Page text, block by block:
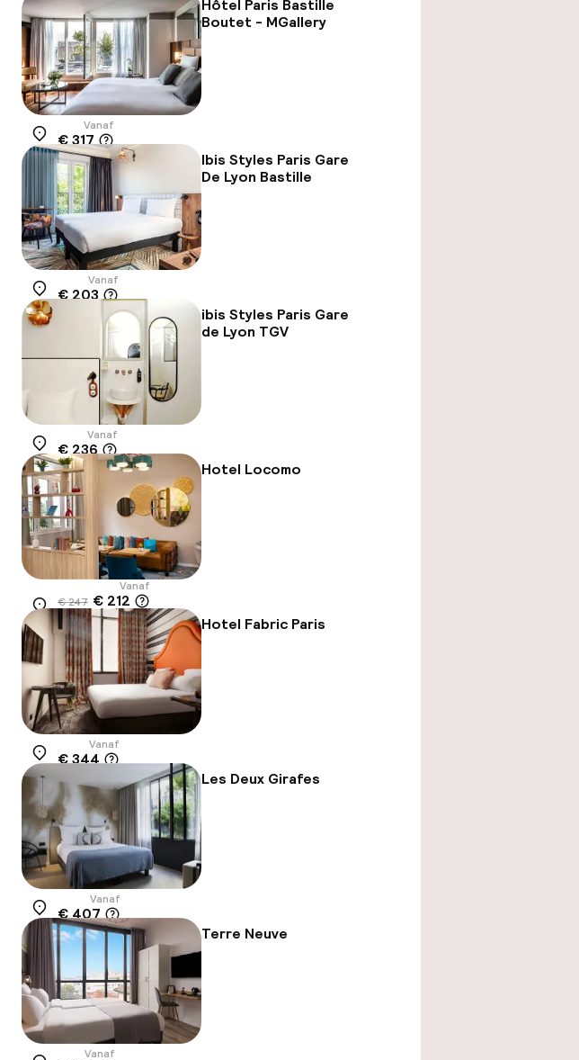
Hôtel Paris Bastille
Boutet - MGallery
Locatie
Vanaf
€ 317
Ibis Styles Paris Gare
De Lyon Bastille
Locatie
Vanaf
€ 203
ibis Styles Paris Gare
de Lyon TGV
Locatie
Vanaf
€ 236
Hotel Locomo
Locatie
Vanaf
€ 247 € 212
-14% Hotel Fabric Paris
Locatie
Vanaf
€ 344
Les Deux Girafes
Locatie
Vanaf
€ 407
Terre Neuve
Vanaf